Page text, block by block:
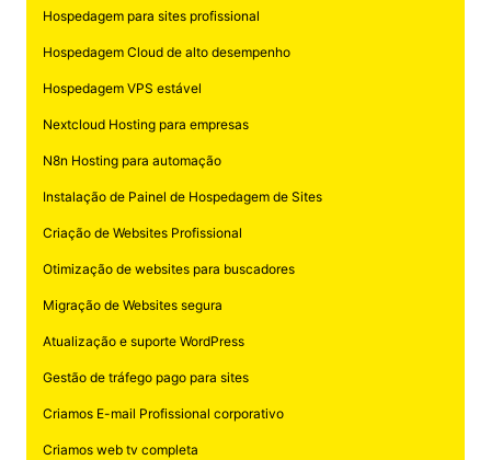
Hospedagem para sites profissional
Hospedagem Cloud de alto desempenho
Hospedagem VPS estável
Nextcloud Hosting para empresas
N8n Hosting para automação
Instalação de Painel de Hospedagem de Sites
Criação de Websites Profissional
Otimização de websites para buscadores
Migração de Websites segura
Atualização e suporte WordPress
Gestão de tráfego pago para sites
Criamos E-mail Profissional corporativo
Criamos web tv completa